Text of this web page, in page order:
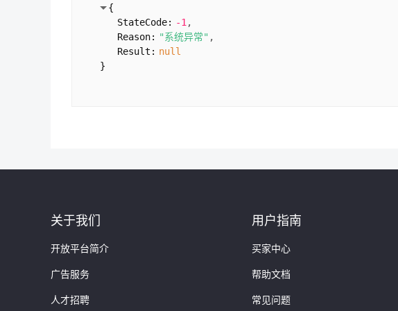
1: {
RankStr: "1-7"
SearchCount:
SearchCount: 1134
http://api.chinaz.com/home/usehelp
{
StateCode: -1
Reason: "系统异常"
Result: null
}
关于我们
开放平台简介
广告服务
人才招聘
用户指南
买家中心
帮助文档
常见问题